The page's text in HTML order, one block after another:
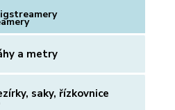
a metry
saky, řízkovnice